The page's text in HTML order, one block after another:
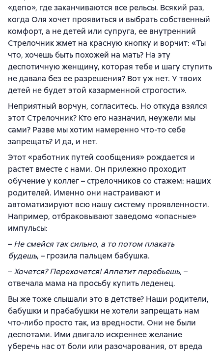
«депо», где заканчиваются все рельсы. Всякий раз,
когда Оля хочет проявиться и выбрать собственный
комфорт, а не детей или супруга, ее внутренний
Стрелочник жмет на красную кнопку и ворчит: «Ты
что, хочешь быть похожей на мать? На эту
деспотичную женщину, которая тебе и шагу ступить
не давала без ее разрешения? Вот уж нет. У твоих
детей не будет этой казарменной строгости».
Неприятный ворчун, согласитесь. Но откуда взялся
этот Стрелочник? Кто его назначил, неужели мы
сами? Разве мы хотим намеренно что-то себе
запрещать? И да, и нет.
Этот «работник путей сообщения» рождается и
растет вместе с нами. Он прилежно проходит
обучение у коллег – стрелочников со стажем: наших
родителей. Именно они настраивают и
автоматизируют всю нашу систему проявленности.
Например, отбраковывают заведомо «опасные»
импульсы:
– Не смейся так сильно, а то потом плакать
будешь, – грозила пальцем бабушка.
–Хочется? Перехочется! Аппетит перебьешь, –
отвечала мама на просьбу купить леденец.
Вы же тоже слышали это в детстве? Наши родители,
бабушки и прабабушки не хотели запрещать нам
что-либо просто так, из вредности. Они не были
деспотами. Ими двигало искреннее желание
уберечь нас от боли или разочарования, от вреда